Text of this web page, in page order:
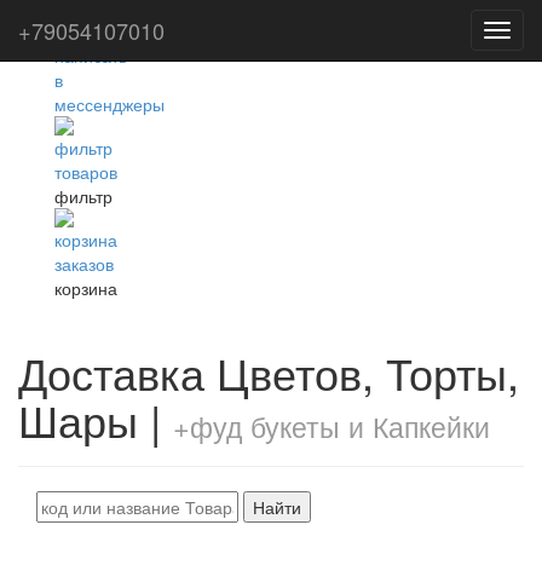
фильтр
корзина
Доставка Цветов, Торты,
Шары | +фуд букеты и Капкейки
Найти
+79054107010